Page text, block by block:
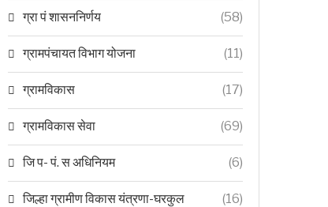
ग्रा पं शासननिर्णय (58)
ग्रामपंचायत विभाग योजना (11)
ग्रामविकास (17)
ग्रामविकास सेवा (69)
जि प- पं. स अधिनियम (6)
जिल्हा ग्रामीण विकास यंत्रणा-घरकुल (16)